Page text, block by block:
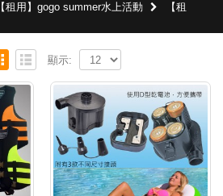
【租用】gogo summer水上活動
【租
顯示: